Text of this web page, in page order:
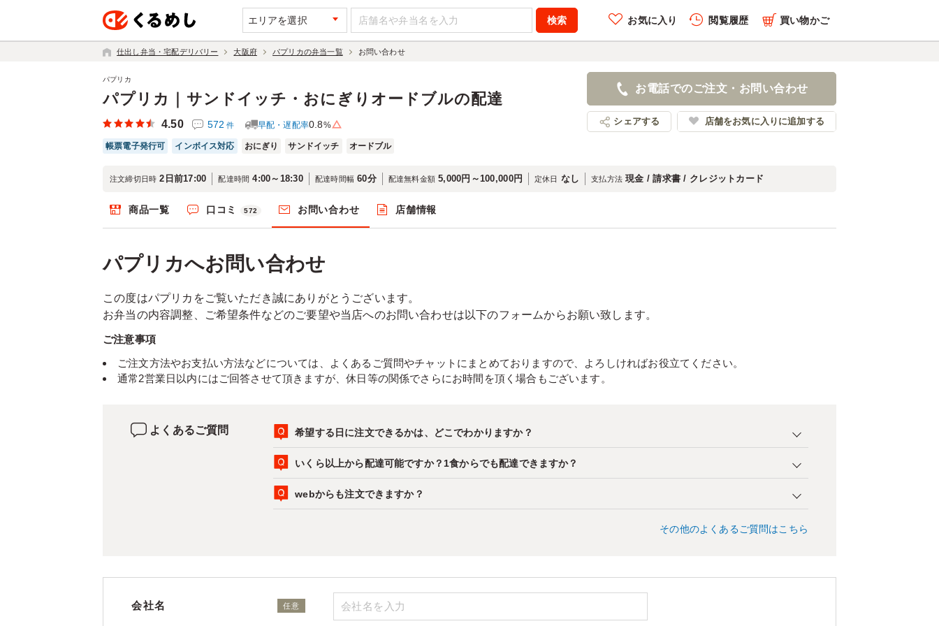
エリアを選択 お気に入り 閲覧履歴 買い物かご
仕出し弁当・宅配デリバリー 大阪府 パプリカの弁当一覧 お問い合わせ
パプリカ｜サンドイッチ・おにぎりオードブルの配達
パプリカ
4.50 572 件 早配・遅配率0.8%
帳票電子発行可 インボイス対応 おにぎり サンドイッチ オードブル
お電話でのご注文・お問い合わせ
シェアする 店舗をお気に入りに追加する
注文締切日時 2日前17:00 配達時間 4:00～18:30 配達時間幅 60分 配達無料金額 5,000円～100,000円 定休日 なし 支払方法 現金 / 請求書 / クレジットカード
商品一覧 口コミ 572 お問い合わせ 店舗情報
パプリカへお問い合わせ
この度はパプリカをご覧いただき誠にありがとうございます。
お弁当の内容調整、ご希望条件などのご要望や当店へのお問い合わせは以下のフォームからお願い致します。
ご注意事項
ご注文方法やお支払い方法などについては、よくあるご質問やチャットにまとめておりますので、よろしければお役立てください。
通常2営業日以内にはご回答させて頂きますが、休日等の関係でさらにお時間を頂く場合もございます。
よくあるご質問 希望する日に注文できるかは、どこでわかりますか？
いくら以上から配達可能ですか？1食からでも配達できますか？
webからも注文できますか？
その他のよくあるご質問はこちら
会社名 任意